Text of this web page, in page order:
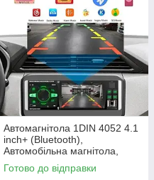
Автомагнітола 1DIN 4052 4.1
inch+ (Bluetooth),
Автомобільна магнітола,
Магнітофон в машину
Готово до відправки